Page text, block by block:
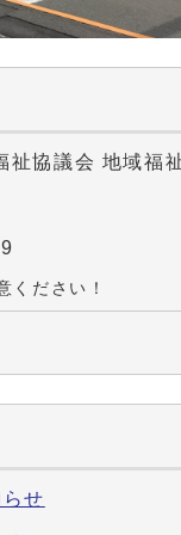
祉協議会 地域福
ください！
せ